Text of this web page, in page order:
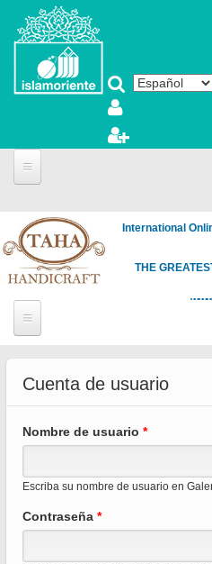
Pasar al contenido principal
International
THE
Cuenta de usuario
Nombre de usuario *
Escriba su nombre de usuario en
Contraseña *